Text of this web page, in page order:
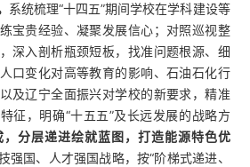
系统梳理“十四五”期间学校在学科建设等
宝贵经验、凝聚发展信心；对照巡视整
深入剖析瓶颈短板，找准问题根源、细
口变化对高等教育的影响、石油石化行
及辽宁全面振兴对学校的新要求，精准
征，明确“十五五”及长远发展的战略方
分层递进绘就蓝图，打造能源特色优
强国、人才强国战略，按“阶梯式递进、